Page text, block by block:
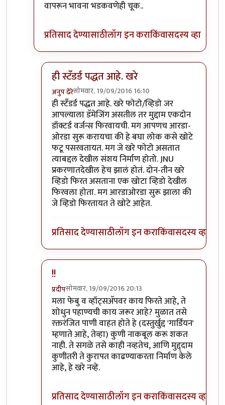
वापरून भावना भडकवणेही चूक..
प्रतिसाद देण्यासाठीलॉग इन कराकिंवासदस्य व्हा
ही स्टॅंडर्ड पद्धत आहे. खरे
अनुप ढेरेसोमवार, 19/09/2016 16:10
In reply toफेसबुक्/व्हॉट्सॅपवर फिरतायत
ही स्टॅंडर्ड पद्धत आहे. खरे फोटो/व्हिडो जर
आपल्याला डॅमेजिंग असतील तर मुद्दाम एकदोन
डॉक्टर्ड वर्जन्स फिरवायची. मग आपणच आरडा-
ओरडा सुरू करायचा की हे बघा लोक कसे खोटे
फटू पसरवतायत. मग जे खरे फोटो असतात
त्याबद्दल देखील संशय निर्माण होतो. JNU
प्रकरणातदेखील हेच झालं होतं. दोन-तीन खरे
व्हिडो फिरत असताना एक खोटा व्हिडो देखील
फिरवला होता. मग आरडाओरडा सुरू झाला की
जे व्हिडो फिरतायत ते खोटे आहेत.
प्रतिसाद देण्यासाठीलॉग इन कराकिंवासदस्य व्हा
!!
प्रदीपसोमवार, 19/09/2016 20:13
In reply toफेसबुक्/व्हॉट्सॅपवर फिरतायतby
मला फेबु व व्हॉट्सअ‍ॅपवर काय फिरते आहे, ते
शोधुन पहाण्यची काय जरूर आहे? मुळात तसे
रक्तरंजित पाणी वाहत होते हे (दस्तुर्खुद्द 'गार्डियन'
म्हणाते आहे, तेव्हा) कुणी नाकबूल करू शकत
नाही. ते सगळे तसे काही नव्हतेच, आणि मुद्द्दाम
कुणीतरी ते कुरापत काढण्याकरता निर्माण केले
आहे, हे खरे नव्हे.
प्रतिसाद देण्यासाठीलॉग इन कराकिंवासदस्य व्हा